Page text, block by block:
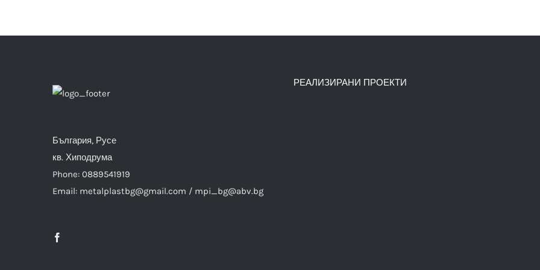
България, Русе
кв. Хиподрума
Phone: 0889541919
Email: metalplastbg@gmail.com / mpi_bg@abv.bg
РЕАЛИЗИРАНИ ПРОЕКТИ